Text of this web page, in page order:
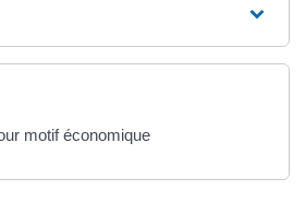
motif économique